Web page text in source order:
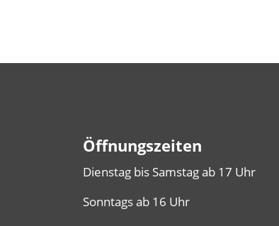
Öffnungszeiten
Dienstag bis Samstag ab 17 Uhr
Sonntags ab 16 Uhr